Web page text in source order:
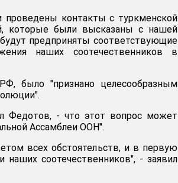
контакты с туркменской
которые были высказаны с нашей
предприняты соответствующие
наших соотечественников в
было "признано целесообразным
Федотов, - что этот вопрос может
Ассамблеи ООН".
всех обстоятельств, и в первую
наших соотечественников", - заявил